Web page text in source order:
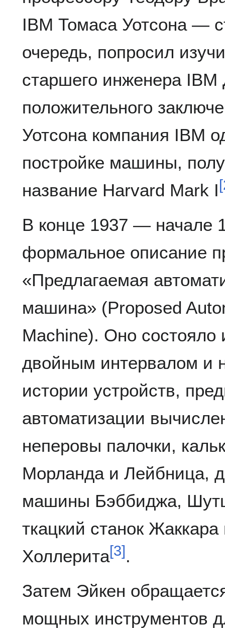
IBM Томаса Уотсона —
очередь, попросил
старшего инженера
положительного
Уотсона компания IBM
постройке машины,
название Harvard Mark I [
В конце 1937 — начале
формальное описание
«Предлагаемая
машина» (Proposed
Machine). Оно состояло
двойным интервалом и
истории устройств,
автоматизации
неперовы палочки,
Морланда и Лейбница,
машины Бэббиджа,
ткацкий станок
Холлерита[3] .
Затем Эйкен
мощных инструментов